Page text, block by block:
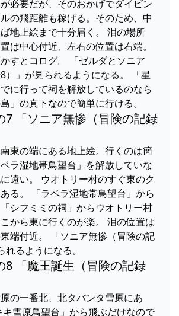
必要だが、そのおかげでダイビン
の飛距離も稼げる。そのため、中
地上絵まで十分届く。 泪の場所
は中心付近、左右の位置は右端。
すとコログ。 「ゼルダとソニア
8）」が見られるようになる。 「星
に行って祠を解放しているのなら
」の真下なので簡単に行ける。
7 「ソニア無惨（冒険の記録
東の端にある地上絵。行くのは簡
ラ湿地帯鳥望台」を解放していな
遠い。 ウオトリー村のすぐ東のク
る。 「ラベラ湿地帯鳥望台」から
シフミミの祠」からウオトリー村
から東に行くのが楽。 泪の位置は
端付近。 「ソニア無惨（冒険の記
るようになる。
8 「魔王誕生（冒険の記録
の一番北、北タバンタ雪原にあ
キ雪原鳥望台」から飛ぶだけなので